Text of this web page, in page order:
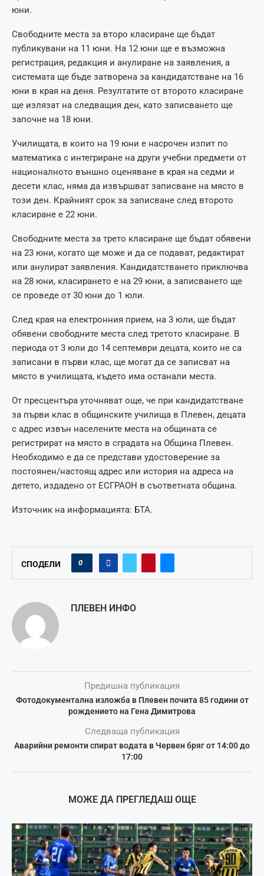
юни.
Свободните места за второ класиране ще бъдат
публикувани на 11 юни. На 12 юни ще е възможна
регистрация, редакция и анулиране на заявления, а
системата ще бъде затворена за кандидатстване на 16
юни в края на деня. Резултатите от второто класиране
ще излязат на следващия ден, като записването ще
започне на 18 юни.
Училищата, в които на 19 юни е насрочен изпит по
математика с интегриране на други учебни предмети от
националното външно оценяване в края на седми и
десети клас, няма да извършват записване на място в
този ден. Крайният срок за записване след второто
класиране е 22 юни.
Свободните места за трето класиране ще бъдат обявени
на 23 юни, когато ще може и да се подават, редактират
или анулират заявления. Кандидатстването приключва
на 28 юни, класирането е на 29 юни, а записването ще
се проведе от 30 юни до 1 юли.
След края на електронния прием, на 3 юли, ще бъдат
обявени свободните места след третото класиране. В
периода от 3 юли до 14 септември децата, които не са
записани в първи клас, ще могат да се записват на
място в училищата, където има останали места.
От пресцентъра уточняват още, че при кандидатстване
за първи клас в общинските училища в Плевен, децата
с адрес извън населените места на общината се
регистрират на място в сградата на Община Плевен.
Необходимо е да се представи удостоверение за
постоянен/настоящ адрес или история на адреса на
детето, издадено от ЕСГРАОН в съответната община.
Източник на информацията: БТА.
СПОДЕЛИ 0
ПЛЕВЕН ИНФО
Предишна публикация
Фотодокументална изложба в Плевен почита 85 години от
рождението на Гена Димитрова
Следваща публикация
Аварийни ремонти спират водата в Червен бряг от 14:00 до
17:00
МОЖЕ ДА ПРЕГЛЕДАШ ОЩЕ